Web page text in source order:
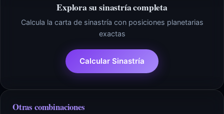
Explora su sinastría completa
Calcula la carta de sinastría con posiciones planetarias
exactas
Calcular Sinastría
Otras combinaciones